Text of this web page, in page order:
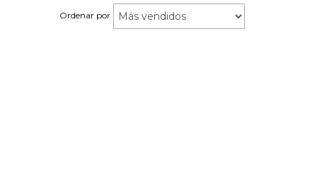
Ordenar por